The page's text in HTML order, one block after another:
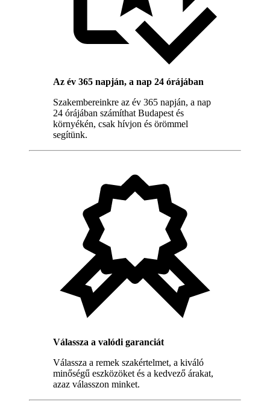
Az év 365 napján, a nap 24 órájában
Szakembereinkre az év 365 napján, a nap
24 órájában számíthat Budapest és
környékén, csak hívjon és örömmel
segítünk.
Válassza a valódi garanciát
Válassza a remek szakértelmet, a kiváló
minőségű eszközöket és a kedvező árakat,
azaz válasszon minket.